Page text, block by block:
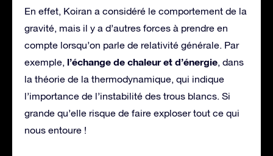
En effet, Koiran a considéré le comportement de la
gravité, mais il y a d’autres forces à prendre en
compte lorsqu’on parle de relativité générale. Par
exemple, l’échange de chaleur et d’énergie, dans
la théorie de la thermodynamique, qui indique
l’importance de l’instabilité des trous blancs. Si
grande qu’elle risque de faire exploser tout ce qui
nous entoure !